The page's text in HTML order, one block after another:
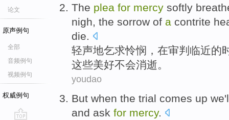
论文
原声例句
全部
音频例句
视频例句
权威例句
The plea for mercy softly
nigh, the sorrow of a contrite
die.
轻声地乞求怜悯， 在审判 临近的
这些美好不会消逝。
youdao
But when the trial comes up we
and ask for mercy.